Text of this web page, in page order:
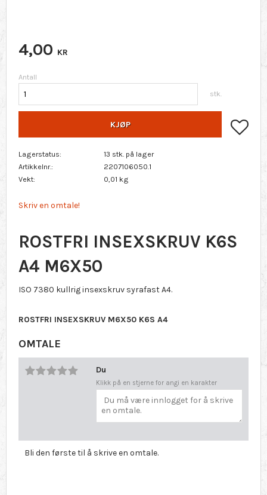
4,00 KR
Antall
stk.
KJØP
Lagerstatus
13 stk. på lager
Artikkelnr.
2207106050.1
Vekt
0,01 kg
Skriv en omtale!
ROSTFRI INSEXSKRUV K6S
A4 M6X50
ISO 7380 kullrig insexskruv syrafast A4.
ROSTFRI INSEXSKRUV M6X50 K6S A4
OMTALE
Du
Klikk på en stjerne for angi en karakter
Bli den første til å skrive en omtale.